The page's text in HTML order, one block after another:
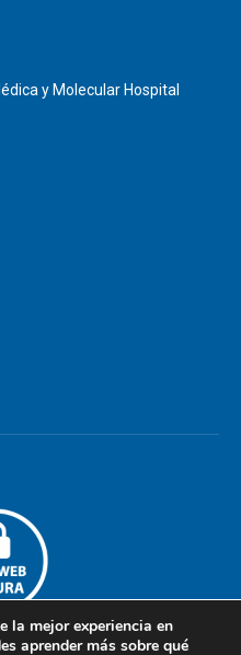
y Molecular Hospital
la mejor experiencia en
aprender más sobre qué